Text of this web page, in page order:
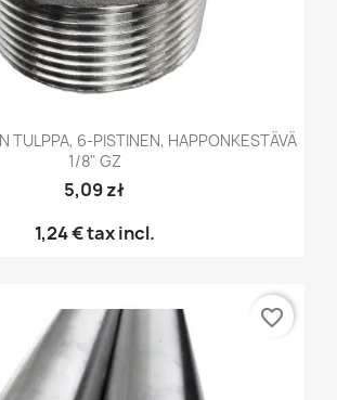
TULPPA, 6-PISTINEN, HAPPONKESTÄVÄ
1/8" GZ
5,09 zł
1,24 €tax incl.
favorite_border